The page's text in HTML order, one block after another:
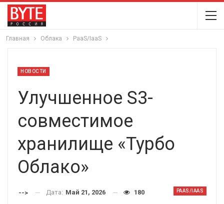
Главная Облака PaaS/IaaS
НОВОСТИ
Улучшенное S3-
совместимое
хранилище «Турбо
Облако»
PAAS/IAAS
--> Дата: Май 21, 2026 180